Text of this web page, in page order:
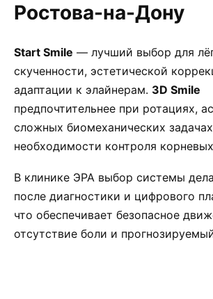
Ростова-на-Дону
Start Smile — лучший выбор для
скученности, эстетической
адаптации к элайнерам. 3D Smile
предпочтительнее при ротациях,
сложных биомеханических
необходимости контроля
В клинике ЭРА выбор системы
после диагностики и цифрового
что обеспечивает безопасное
отсутствие боли и